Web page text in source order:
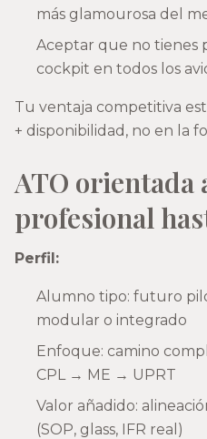
más glamourosa del
Aceptar que no tienes
cockpit en todos los
Tu ventaja competitiva
+ disponibilidad, no en la
ATO orientada
profesional
Perfil:
Alumno tipo: futuro
modular o integrado
Enfoque: camino
CPL → ME → UPRT
Valor añadido:
(SOP, glass, IFR real)